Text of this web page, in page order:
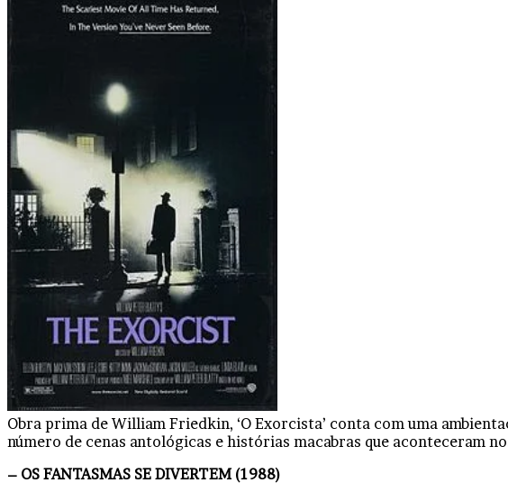
Obra prima de William Friedkin, ‘O Exorcista’ conta com uma
número de cenas antológicas e histórias macabras que aconteceram
– OS FANTASMAS SE DIVERTEM (1988)